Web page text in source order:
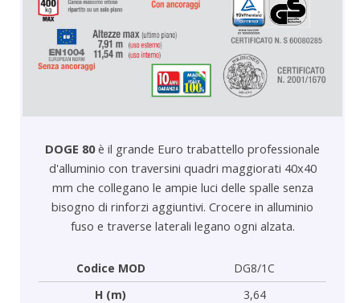
DOGE 80è il grande Euro trabattello professionale
d'alluminio con traversini quadri maggiorati 40x40
mm che collegano le ampie luci delle spalle senza
bisogno di rinforzi aggiuntivi. Crocere in alluminio
fuso e traverse laterali legano ogni alzata.
Codice MOD
DG8/1C
H (m)
3,64